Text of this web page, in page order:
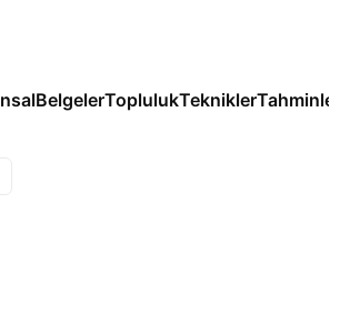
BelgelerToplulukTekniklerTahminler